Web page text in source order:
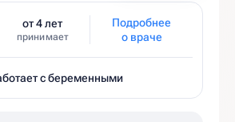
от 4 лет
принимает
Подробнее
о враче
с беременными